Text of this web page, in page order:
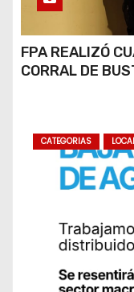
FPA REALIZÓ
CORRAL DE
CATEGORIAS